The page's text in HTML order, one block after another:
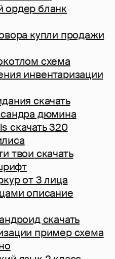
ордер бланк
купли продажи
схема
инвентаризации
скачать
дюмина
скачать 320
твои скачать
от 3 лица
описание
скачать
пример схема